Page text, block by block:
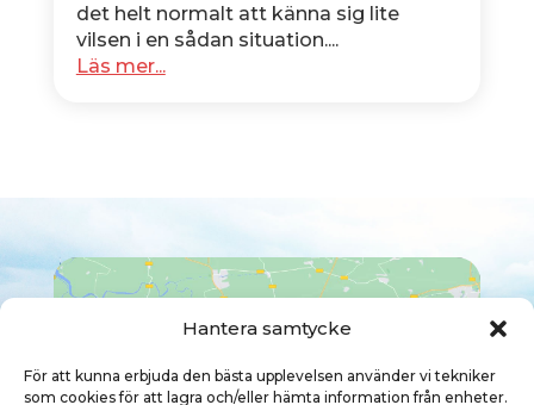
Hantera samtycke
För att kunna erbjuda den bästa upplevelsen använder vi tekniker
som cookies för att lagra och/eller hämta information från enheter.
det helt normalt att känna sig lite
vilsen i en sådan situation....
Läs mer...
Klicka här för att godkänna cookies